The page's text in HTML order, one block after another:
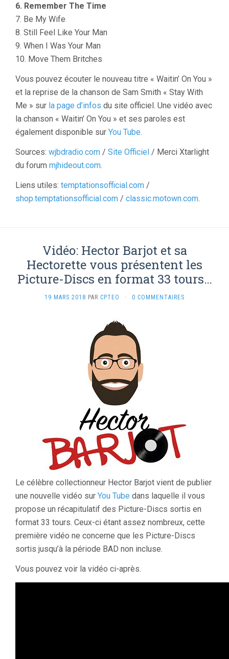
6. Remember The Time
7. Be My Wife
8. Still Feel Like Your Man
9. When I Was Your Man
10. Move Them Britches
Vous pouvez écouter le nouveau titre « Waitin’ On You »
et la reprise de la chanson de Sam Smith « Stay With
Me » sur la page d’infos du site officiel. Une vidéo avec
la chanson « Waitin’ On You » et ses paroles est
également disponible sur You Tube.
Sources: wjbdradio.com / Site Officiel / Merci Xtarlight
du forum mjhideout.com.
Liens utiles: temptationsofficial.com /
shop.temptationsofficial.com / classic.motown.com.
Vidéo: Hector Barjot et sa
Hectorette vous présentent les
Picture-Discs en format 33 tours…
19 MARS 2018 PAR CPTEO · 0 COMMENTAIRES
Le célèbre collectionneur Hector Barjot vient de publier
une nouvelle vidéo sur You Tube dans laquelle il vous
propose un récapitulatif des Picture-Discs sortis en
format 33 tours. Ceux-ci étant assez nombreux, cette
première vidéo ne concerne que les Picture-Discs
sortis jusqu’à la période BAD non incluse.
Vous pouvez voir la vidéo ci-après.